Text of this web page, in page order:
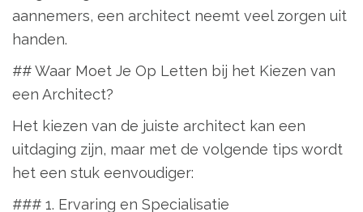
aannemers, een architect neemt veel zorgen uit
handen.
## Waar Moet Je Op Letten bij het Kiezen van
een Architect?
Het kiezen van de juiste architect kan een
uitdaging zijn, maar met de volgende tips wordt
het een stuk eenvoudiger:
### 1. Ervaring en Specialisatie